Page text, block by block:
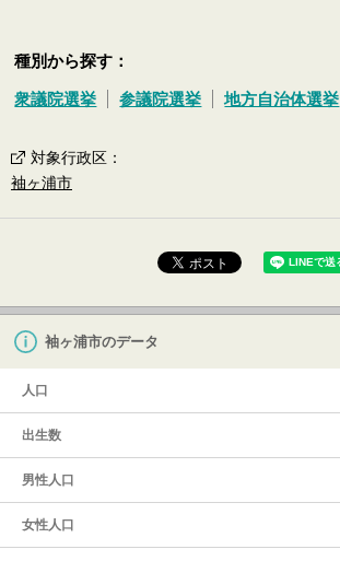
種別から探す：
衆議院選挙 参議院選挙 地方自治体選挙
対象行政区 ：
袖ヶ浦市
袖ヶ浦市のデータ
人口
出生数
男性人口
女性人口